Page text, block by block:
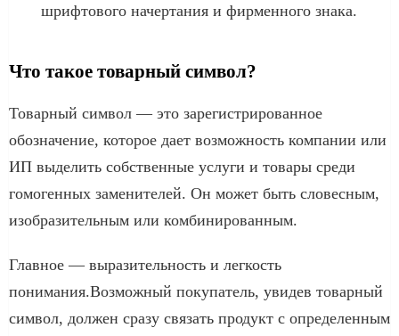
шрифтового начертания и фирменного знака.
Что такое товарный символ?
Товарный символ — это зарегистрированное
обозначение, которое дает возможность компании или
ИП выделить собственные услуги и товары среди
гомогенных заменителей. Он может быть словесным,
изобразительным или комбинированным.
Главное — выразительность и легкость
понимания.Возможный покупатель, увидев товарный
символ, должен сразу связать продукт с определенным